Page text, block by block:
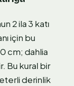
2 ila 3 katı
için bu
cm; dahlia
Bu kural bir
derinlik